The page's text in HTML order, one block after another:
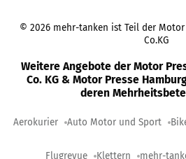
© 2026 mehr-tanken ist Teil der
Co.KG
Weitere Angebote der Motor
Co. KG & Motor Presse
deren
Aerokurier Auto Motor und Sport
Flugrevue Klettern mehr-